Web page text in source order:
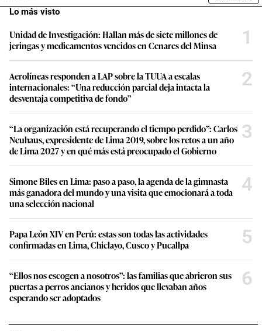
Lo más visto
Unidad de Investigación: Hallan más de siete millones de
jeringas y medicamentos vencidos en Cenares del Minsa
1
Aerolíneas responden a LAP sobre la TUUA a escalas
internacionales: “Una reducción parcial deja intacta la
desventaja competitiva de fondo”
2
“La organización está recuperando el tiempo perdido”: Carlos
Neuhaus, expresidente de Lima 2019, sobre los retos a un año
de Lima 2027 y en qué más está preocupado el Gobierno
3
Simone Biles en Lima: paso a paso, la agenda de la gimnasta
más ganadora del mundo y una visita que emocionará a toda
una selección nacional
4
Papa León XIV en Perú: estas son todas las actividades
confirmadas en Lima, Chiclayo, Cusco y Pucallpa
5
“Ellos nos escogen a nosotros”: las familias que abrieron sus
puertas a perros ancianos y heridos que llevaban años
esperando ser adoptados
6